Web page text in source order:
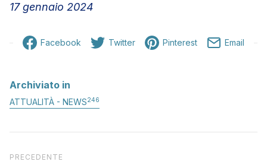
17 gennaio 2024
Facebook Twitter Pinterest Email
Archiviato in
ATTUALITÀ - NEWS246
Articolo precedente
PRECEDENTE